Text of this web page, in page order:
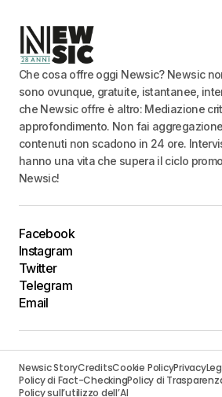
Che cosa offre oggi Newsic? Newsic
sono ovunque, gratuite, istantanee,
che Newsic offre è altro: Mediazione
approfondimento. Non fai
contenuti non scadono in 24 ore.
hanno una vita che supera il ciclo
Newsic!
Facebook
Instagram
Twitter
Telegram
Email
Newsic StoryCreditsCookie PolicyPrivacy
Policy di Fact-CheckingPolicy di
Policy sull’utilizzo dell’AI